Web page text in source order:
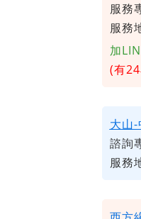
服務
服務
加
(有
大山
諮詢
服務